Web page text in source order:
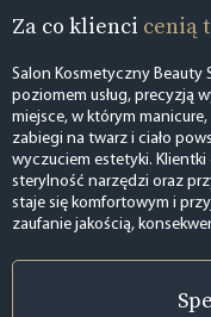
Za co klienci cenią
Salon Kosmetyczny Beauty
poziomem usług, precyzją
miejsce, w którym
zabiegi na twarz i ciało
wyczuciem estetyki.
sterylność narzędzi oraz
staje się komfortowym i
zaufanie jakością,